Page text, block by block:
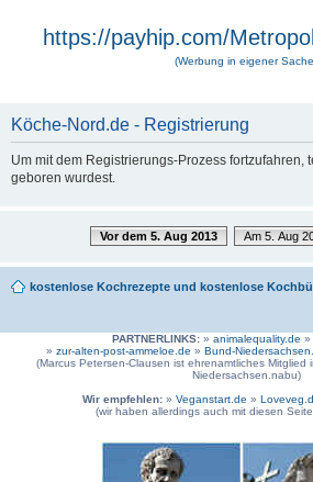
https://payhip.com/
(Werbung in eigener
Köche-Nord.de - Registrierung
Um mit dem Registrierungs-Prozess fortzufahren,
geboren wurdest.
Vor dem 5. Aug 2013 Am 5. Aug
kostenlose Kochrezepte und kostenlose
PARTNERLINKS:» animalequality.de »
» zur-alten-post-ammeloe.de » Bund-
(Marcus Petersen-Clausen ist ehrenamtliches Mitglied
Niedersachsen.nabu)
Wir empfehlen: » Veganstart.de »
(wir haben allerdings auch mit diesen